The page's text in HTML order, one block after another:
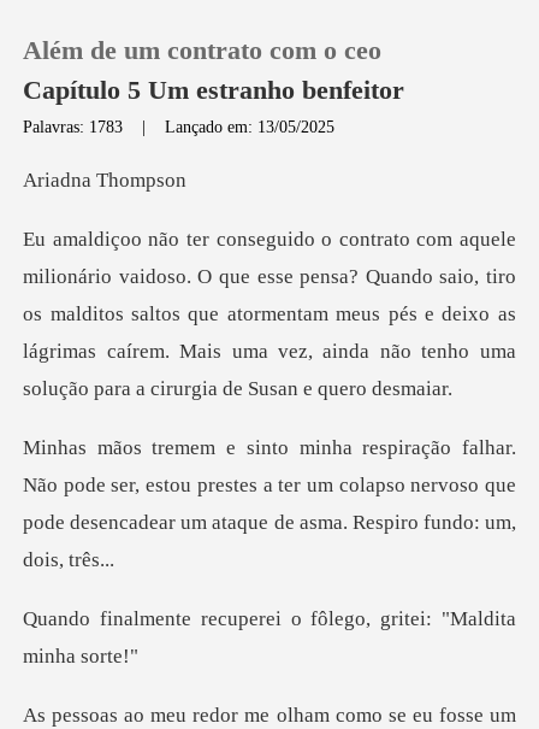
Loja
Histórico
Sair
Baixar App
Além de um contrato com o ceo
Capítulo 5 Um estranho benfeitor
Palavras: 1783 |Lançado em: 13/05/2025
na Th
sa? Quando saio, tiro
os malditos saltos que atormentam meus pés e deixo as
lágrimas caí
e ser, estou prestes a ter um colapso nervoso que
pode dese
perei o fôlego, gritei
e um